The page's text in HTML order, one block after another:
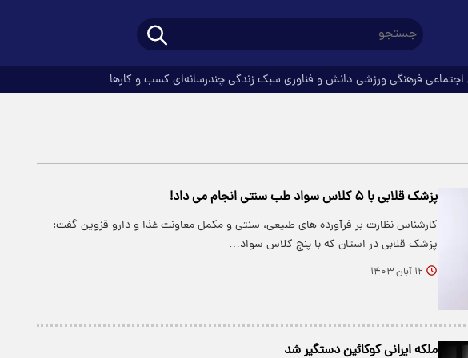
اجتماعی فرهنگیورزشی دانش و فناوری سبک زندگیچندرسانه‌ای کسب و کارها
پزشک قلابی با ۵ کلاس سواد طب سنتی انجام می داد!
کارشناس نظارت بر فرآورده های طبیعی، سنتی و مکمل معاونت غذا و دارو قزوین گفت:
پزشک قلابی در استان که با پنج کلاس سواد…
۱۲ آبان ۱۴۰۳
ملکه ایرانی کوکائین دستگیر شد